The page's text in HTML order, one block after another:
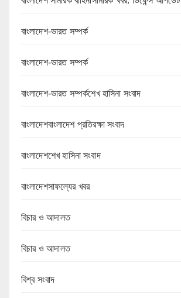
বাংলাদেশ-ভারত সম্পর্ক
বাংলাদেশ-ভারত সম্পর্ক
বাংলাদেশ-ভারত সম্পর্কশেখ হাসিনা সংবাদ
বাংলাদেশবাংলাদেশ প্রতিরক্ষা সংবাদ
বাংলাদেশশেখ হাসিনা সংবাদ
বাংলাদেশসাফল্যের খবর
বিচার ও আদালত
বিচার ও আদালত
বিশ্ব সংবাদ